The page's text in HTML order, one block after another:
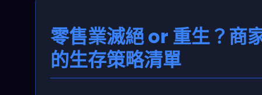
零售業滅絕 or 重生？商
的生存策略清單